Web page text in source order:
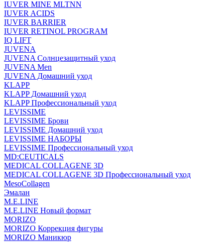
IUVER MINE MLTNN
IUVER ACIDS
IUVER BARRIER
IUVER RETINOL PROGRAM
IQ LIFT
JUVENA
JUVENA Солнцезащитный уход
JUVENA Men
JUVENA Домашний уход
KLAPP
KLAPP Домашний уход
KLAPP Профессиональный уход
LEVISSIME
LEVISSIME Брови
LEVISSIME Домашний уход
LEVISSIME НАБОРЫ
LEVISSIME Профессиональный уход
MD:CEUTICALS
MEDICAL COLLAGENE 3D
MEDICAL COLLAGENE 3D Профессиональный уход
MesoCollagen
Эмалан
M.E.LINE
M.E.LINE Новый формат
MORIZO
MORIZO Коррекция фигуры
MORIZO Маникюр